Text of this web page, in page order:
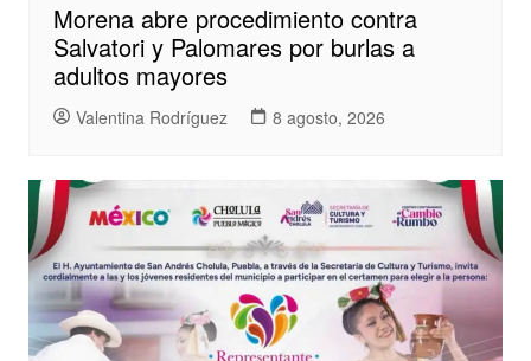
Morena abre procedimiento contra
Salvatori y Palomares por burlas a
adultos mayores
Valentina Rodríguez 8 agosto, 2026